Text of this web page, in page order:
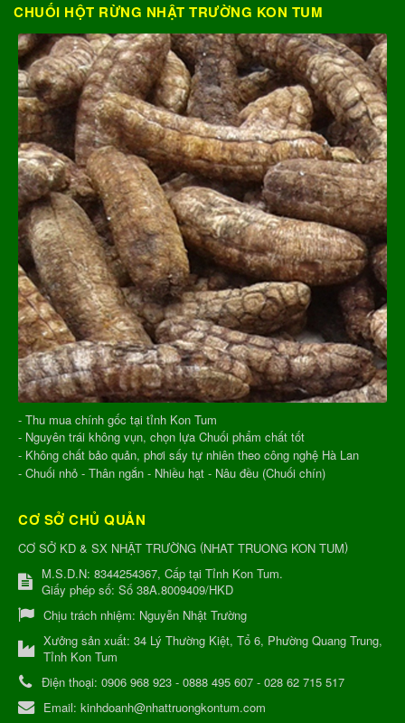
CHUỐI HỘT RỪNG NHẬT TRƯỜNG KON TUM
- Thu mua chính gốc tại tỉnh Kon Tum
- Nguyên trái không vụn, chọn lựa Chuối phẩm chất tốt
- Không chất bảo quản, phơi sấy tự nhiên theo công nghệ Hà Lan
- Chuối nhỏ - Thân ngắn - Nhiều hạt - Nâu đều (Chuối chín)
CƠ SỞ CHỦ QUẢN
CƠ SỞ KD & SX NHẬT TRƯỜNG (NHAT TRUONG KON TUM)
M.S.D.N: 8344254367, Cấp tại Tỉnh Kon Tum.
Giấy phép số: Số 38A.8009409/HKD
Chịu trách nhiệm: Nguyễn Nhật Trường
Xưởng sản xuất: 34 Lý Thường Kiệt, Tổ 6, Phường Quang Trung,
Tỉnh Kon Tum
Điện thoại: 0906 968 923 - 0888 495 607 - 028 62 715 517
Email: kinhdoanh@nhattruongkontum.com